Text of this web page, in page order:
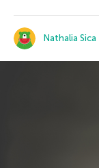
Nathalia Sica